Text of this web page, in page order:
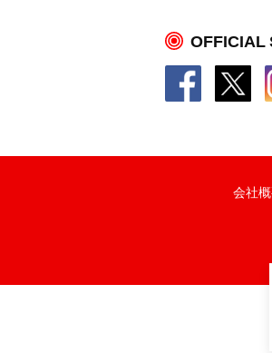
OFFICIAL
会社